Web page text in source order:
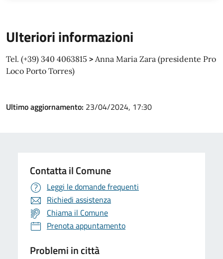
Ulteriori informazioni
Tel. (+39) 340 4063815 > Anna Maria Zara (presidente Pro
Loco Porto Torres)
Ultimo aggiornamento: 23/04/2024, 17:30
Contatta il Comune
Leggi le domande frequenti
Richiedi assistenza
Chiama il Comune
Prenota appuntamento
Problemi in città